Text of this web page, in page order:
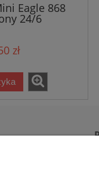
Eagle 868
24/6
zł